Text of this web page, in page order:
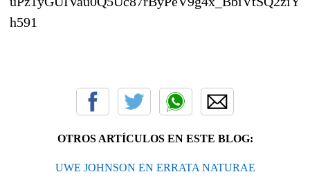
h591
OTROS ARTÍCULOS EN ESTE BLOG:
UWE JOHNSON EN ERRATA NATURAE